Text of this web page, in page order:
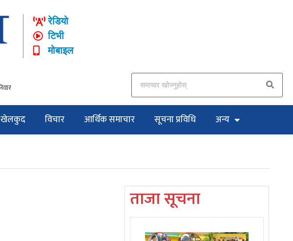
रेडियो
टिभी
मोबाइल
खेलकुद विचार आर्थिक समाचार सूचना प्रविधि अन्य
ताजा सूचना